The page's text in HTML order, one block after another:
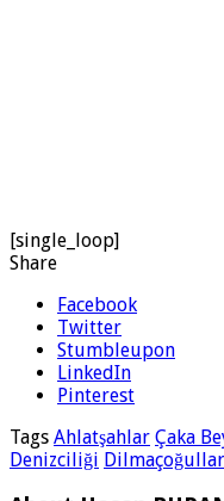
[single_loop]
Share
Facebook
Twitter
Stumbleupon
LinkedIn
Pinterest
Tags Ahlatşahlar Çaka
Denizciliği